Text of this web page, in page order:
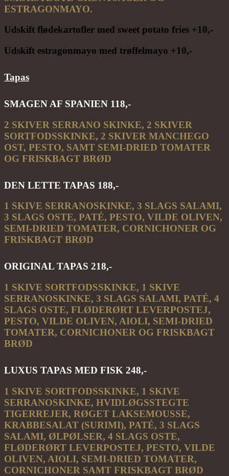
ESTRAGONMAYO.
Udskift flødekartofler med sweet potato fries +10,-
Udskift estragonmayo med trøffelmayo +10,-
Tapas
SMAGEN AF SPANIEN 118,-
2 SKIVER SERRANO SKINKE, 2 SKIVER
SORTFODSSKINKE, 2 SKIVER MANCHEGO
OST, PESTO, SAMT SEMI-DRIED TOMATER
OG FRISKBAGT BRØD
DEN LETTE TAPAS 188,-
1 SKIVE SERRANOSKINKE, 3 SLAGS SALAMI,
3 SLAGS OSTE, PATÉ, PESTO, VILDE OLIVEN,
SEMI-DRIED TOMATER, CORNICHONER OG
FRISKBAGT BRØD
ORIGINAL TAPAS 218,-
1 SKIVE SORTFODSSKINKE, 1 SKIVE
SERRANOSKINKE, 3 SLAGS SALAMI, PATÉ, 4
SLAGS OSTE, FLØDERØRT LEVERPOSTEJ,
PESTO, VILDE OLIVEN, AIOLI, SEMI-DRIED
TOMATER, CORNICHONER OG FRISKBAGT
BRØD
LUXUS TAPAS MED FISK 248,-
1 SKIVE SORTFODSSKINKE, 1 SKIVE
SERRANOSKINKE, HVIDLØGSSTEGTE
TIGERREJER, RØGET LAKSEMOUSSE,
KRABBESALAT (SURIMI), PATÉ, 3 SLAGS
SALAMI, ØLPØLSER, 4 SLAGS OSTE,
FLØDERØRT LEVERPOSTEJ, PESTO, VILDE
OLIVEN, AIOLI, SEMI-DRIED TOMATER,
CORNICHONER SAMT FRISKBAGT BRØD